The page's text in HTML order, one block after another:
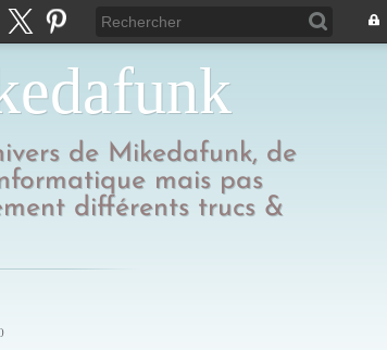
de Mikedafunk, de
mais pas
différents trucs &